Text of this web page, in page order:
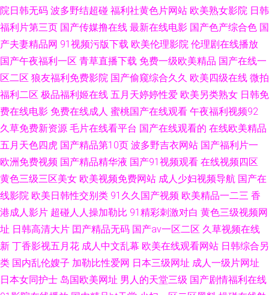
本午夜 日韩成人精品 国产视频观看 精品卡一卡二天堂 欧美日韩麻豆久久 久
网站 青草久久色片 免费精品欧洲 九一免费版下载 国产欧美日韩综合 av草在
线 日本中文少妇一区 蜜桃精品欧美 黄色ww黄色ww 成人香蕉成人 99在线导
航 91电影免费在线观看 日日撸影院 超碰自拍人人 先锋影音91 色香棠元码视
频 欧美网站 久久超碰人人人 韩日网片 国产精品自拍极品舞蹈老师T 东京热
亚洲无码 中文天堂 天堂AV影院在线观看 三级小视频试看 欧日美AA 老湿机
69免费福利 韩国人妻一区二区 含羞草无码 91黄应用在线网站 91爱爱传媒
人人摸人人爽 WWW91ncom免费爽片 97干在线 亚洲国产成人福利在线 天天
色图 日本污视频 男女欧美网站 精品九一精选 国产草莓视频片 97视频免费在
院日韩无码 波多野结超碰 福利社黄色片网站 欧美熟女影院 日韩
福利片第三页 国产传媒撸在线 最新在线电影 国产色产综合色 国
产夫妻精品网 91视频污版下载 欧美伦理影院 伦理剧在线播放
国产午夜福利一区 青草直播下载 免费一级欧美精品 国产在线一
区二区 狼友福利免费影院 国产偷窥综合久久 欧美四级在线 微拍
福利二区 极品福利姬在线 五月天婷婷性爱 欧美另类熟女 日韩免
费在线电影 免费在线成人 蜜桃国产在线观看 午夜福利视频92
久草免费新资源 毛片在线看平台 国产在线观看的 在线欧美精品
五月天色四虎 国产精品第10页 波多野吉衣网站 国产福利片一
欧洲免费视频 国产精品精华液 国产91视频观看 在线视频四区
黄色三级三区美女 欧美视频免费网站 成人少妇视频导航 国产在
线影院 欧美日韩性交别类 91久久国产视频 欧美精品一二三 香
港成人影片 超碰人人操加勒比 91精彩刺激对白 黄色三级视频网
址 日韩高清大片 囯产精品无码 国产aⅴ一区二区 久草视频在线
新 丁香影视五月花 成人中文乱幕 欧美在线观看网站 日韩综合另
类 国内乱伦嫂子 加勒比性爱网 日本三级网址 成人一级片网址
日本女同护士 岛国欧美网址 男人的天堂三级 国产剧情福利在线